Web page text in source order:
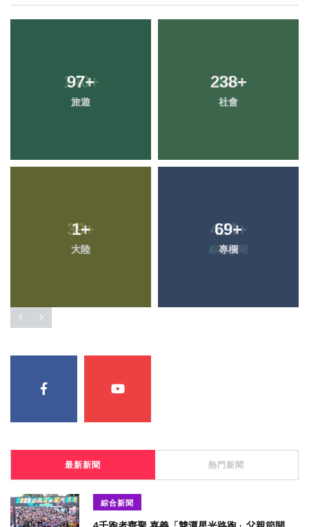
97+
旅遊
238+
社會
1+
大陸
69+
專欄
最新新聞 熱門新聞
綜合新聞